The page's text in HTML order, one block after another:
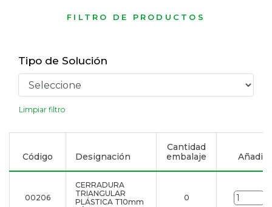
FILTRO DE PRODUCTOS
Tipo de Solución
Limpiar filtro
Código Designación
Cantidad
embalaje
Añadir
00206
CERRADURA
TRIANGULAR
PLÁSTICA T10mm
0